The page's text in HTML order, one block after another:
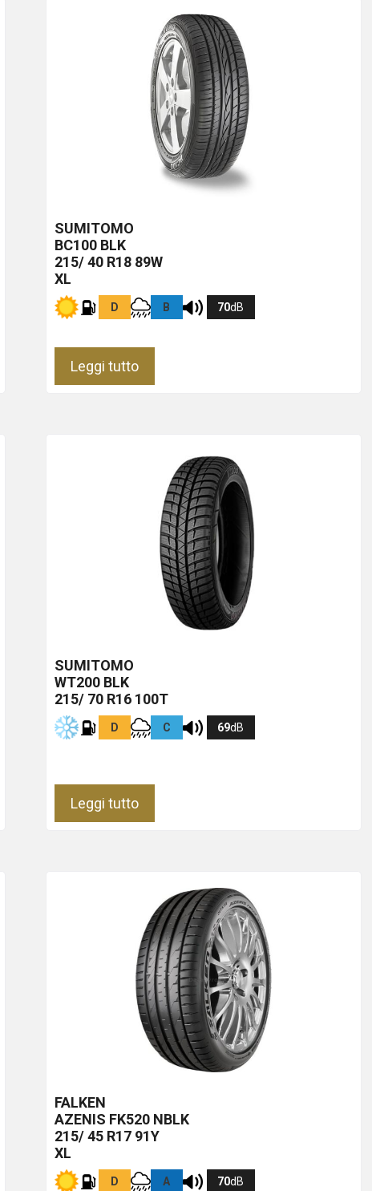
SUMITOMO
BC100 BLK
215/ 40 R18 89W
XL
D B 70dB
Leggi tutto
SUMITOMO
WT200 BLK
215/ 70 R16 100T
D C 69dB
Leggi tutto
FALKEN
AZENIS FK520 NBLK
215/ 45 R17 91Y
XL
D A 70dB